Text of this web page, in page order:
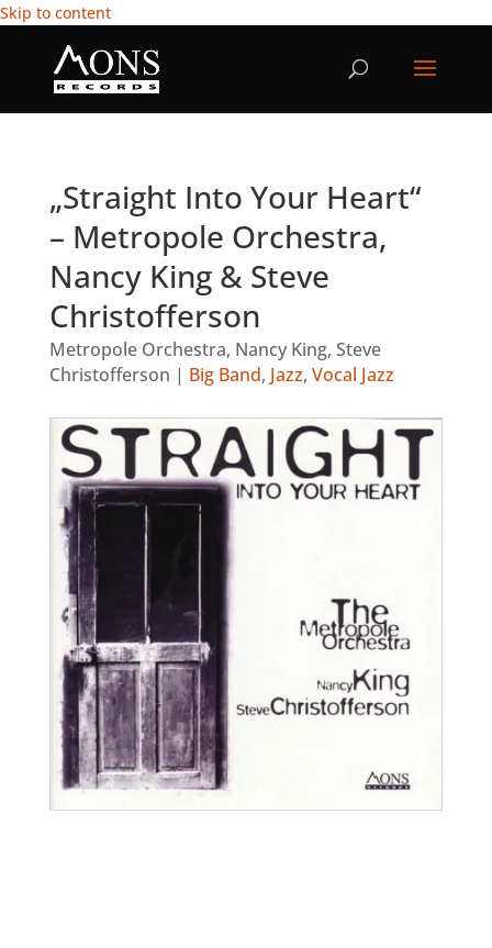
Skip to content
„Straight Into Your Heart“
– Metropole Orchestra,
Nancy King & Steve
Christofferson
Metropole Orchestra, Nancy King, Steve
Christofferson | Big Band, Jazz, Vocal Jazz